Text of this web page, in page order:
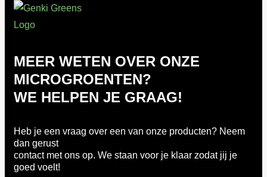
MEER WETEN OVER ONZE
MICROGROENTEN?
WE HELPEN JE GRAAG!
Heb je een vraag over een van onze producten? Neem
dan gerust
contact met ons op. We staan voor je klaar zodat jij je
goed voelt!